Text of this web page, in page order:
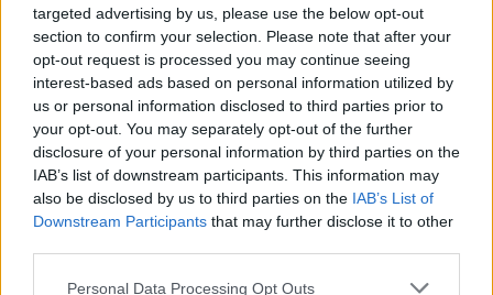
targeted advertising by us, please use the below opt-out
section to confirm your selection. Please note that after your
opt-out request is processed you may continue seeing
interest-based ads based on personal information utilized by
us or personal information disclosed to third parties prior to
your opt-out. You may separately opt-out of the further
disclosure of your personal information by third parties on the
IAB’s list of downstream participants. This information may
also be disclosed by us to third parties on the IAB’s List of
Downstream Participants that may further disclose it to other
Please note that this website/app uses one or more Google
Personal Data Processing Opt Outs
Követem
#MAGYARUL BALÓVAL #ELŐZETESEK
#ADÁSRÉSZLETEK #TANÁRHIÁNY # KÖZOKTATÁS
#PEDAGÓGUSOK #HELYETTESÍTÉS #TÚLÓRA
ISKOLA # KLIK #RTL